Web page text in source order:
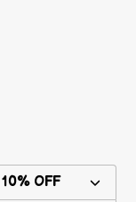
10% OFF